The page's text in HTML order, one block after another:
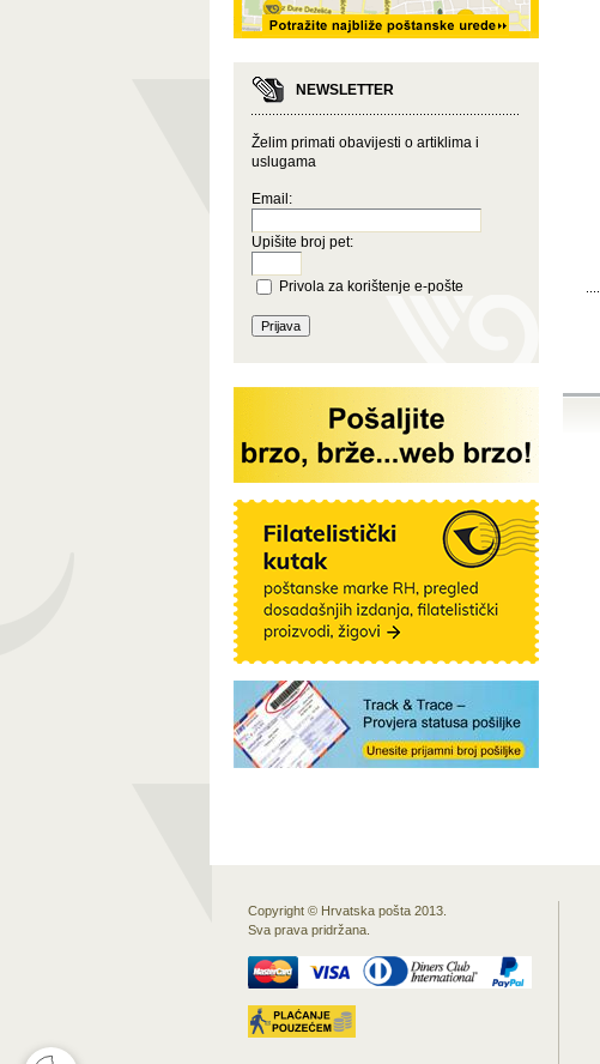
NEWSLETTER
Želim primati obavijesti o artiklima i
uslugama
Email:
Upišite broj pet:
Privola za korištenje e-pošte
Copyright © Hrvatska pošta 2013.
Sva prava pridržana.